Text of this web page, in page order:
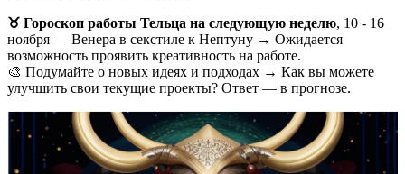
♉️ Гороскоп работы Тельца на следующую неделю, 10 - 16
ноября — Венера в секстиле к Нептуну → Ожидается
возможность проявить креативность на работе.
🎨 Подумайте о новых идеях и подходах → Как вы можете
улучшить свои текущие проекты? Ответ — в прогнозе.